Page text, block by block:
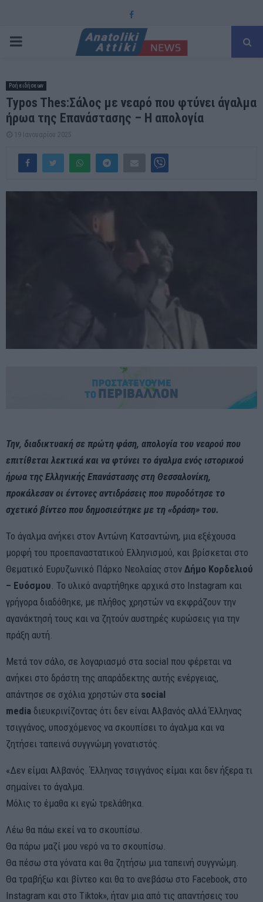
Facebook
PRIMARY
Ροή ειδήσεων
Typos Thes:Σάλος με νεαρό που φτύνει άγαλμα
ήρωα της Επανάστασης – Η απολογία
19 Ιανουαρίου 2025
Την, διαδικτυακή σε πρώτη φάση, απολογία του νεαρού που
επιτίθεται λεκτικά και να φτύνει το άγαλμα ενός ιστορικού
ήρωα της Ελληνικής Επανάστασης στη Θεσσαλονίκη,
προκάλεσαν οι έντονες αντιδράσεις που πυροδότησε το
σχετικό βίντεο που δημοσιεύτηκε με τη «δράση» του.
Το άγαλμα ανήκει στον Αντώνη Κατσαντώνη, μια εξέχουσα
μορφή του προεπαναστατικού Ελληνισμού, και βρίσκεται στο
Θεματικό Ευρυζωνικό Πάρκο Νεολαίας στον Δήμο Κορδελιού
– Ευόσμου . Το υλικό αναρτήθηκε αρχικά στο Instagram και
γρήγορα διαδόθηκε, με πλήθος χρηστών να εκφράζουν την
αγανάκτησή τους και να ζητούν αυστηρές κυρώσεις για την
πράξη αυτή.
Μετά τον σάλο, σε λογαριασμό στα social που φέρεται να
ανήκει στο δράστη της απαράδεκτης αυτής ενέργειας,
απάντησε σε σχόλια χρηστών στα social
media διευκρινίζοντας ότι δεν είναι Αλβανός αλλά Έλληνας
τσιγγάνος, υποσχόμενος να σκουπίσει το άγαλμα και να
ζητήσει ταπεινά συγγνώμη γονατιστός.
«Δεν είμαι Αλβανός. Έλληνας τσιγγάνος είμαι και δεν ήξερα τι
σημαίνει το άγαλμα.
Μόλις το έμαθα κι εγώ τρελάθηκα.
Λέω θα πάω εκεί να το σκουπίσω.
Θα πάρω μαζί μου νερό να το σκουπίσω.
Θα πέσω στα γόνατα και θα ζητήσω μια ταπεινή συγγνώμη.
Θα τραβήξω και βίντεο και θα το ανεβάσω στο Facebook, στο
Instagram και στο Tiktok», ήταν μια από τις απαντήσεις του